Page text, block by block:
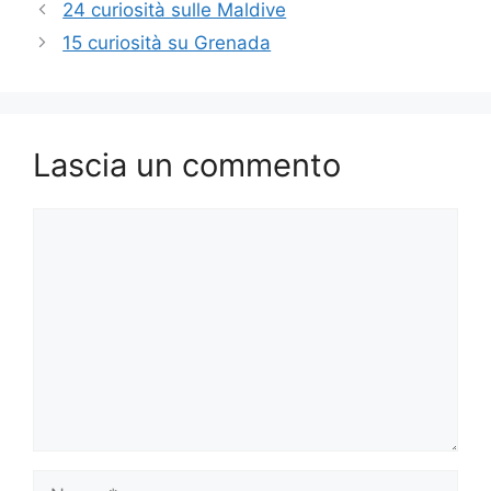
24 curiosità sulle Maldive
15 curiosità su Grenada
Lascia un commento
Nome